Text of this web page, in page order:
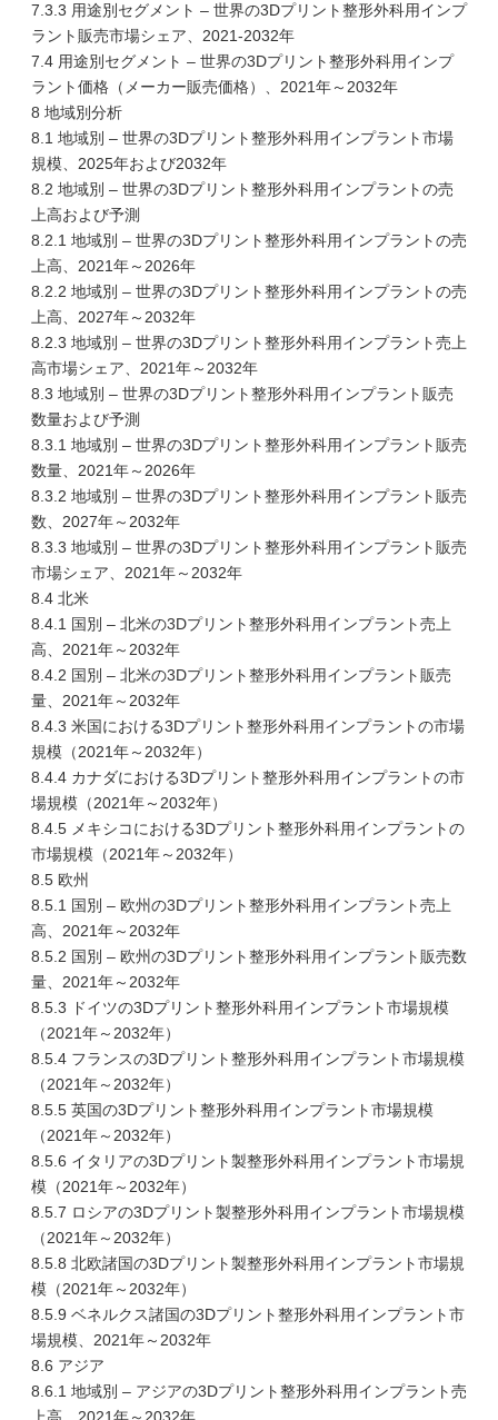
7.3.3 用途別セグメント – 世界の3Dプリント整形外科用インプ
ラント販売市場シェア、2021-2032年
7.4 用途別セグメント – 世界の3Dプリント整形外科用インプ
ラント価格（メーカー販売価格）、2021年～2032年
8 地域別分析
8.1 地域別 – 世界の3Dプリント整形外科用インプラント市場
規模、2025年および2032年
8.2 地域別 – 世界の3Dプリント整形外科用インプラントの売
上高および予測
8.2.1 地域別 – 世界の3Dプリント整形外科用インプラントの売
上高、2021年～2026年
8.2.2 地域別 – 世界の3Dプリント整形外科用インプラントの売
上高、2027年～2032年
8.2.3 地域別 – 世界の3Dプリント整形外科用インプラント売上
高市場シェア、2021年～2032年
8.3 地域別 – 世界の3Dプリント整形外科用インプラント販売
数量および予測
8.3.1 地域別 – 世界の3Dプリント整形外科用インプラント販売
数量、2021年～2026年
8.3.2 地域別 – 世界の3Dプリント整形外科用インプラント販売
数、2027年～2032年
8.3.3 地域別 – 世界の3Dプリント整形外科用インプラント販売
市場シェア、2021年～2032年
8.4 北米
8.4.1 国別 – 北米の3Dプリント整形外科用インプラント売上
高、2021年～2032年
8.4.2 国別 – 北米の3Dプリント整形外科用インプラント販売
量、2021年～2032年
8.4.3 米国における3Dプリント整形外科用インプラントの市場
規模（2021年～2032年）
8.4.4 カナダにおける3Dプリント整形外科用インプラントの市
場規模（2021年～2032年）
8.4.5 メキシコにおける3Dプリント整形外科用インプラントの
市場規模（2021年～2032年）
8.5 欧州
8.5.1 国別 – 欧州の3Dプリント整形外科用インプラント売上
高、2021年～2032年
8.5.2 国別 – 欧州の3Dプリント整形外科用インプラント販売数
量、2021年～2032年
8.5.3 ドイツの3Dプリント整形外科用インプラント市場規模
（2021年～2032年）
8.5.4 フランスの3Dプリント整形外科用インプラント市場規模
（2021年～2032年）
8.5.5 英国の3Dプリント整形外科用インプラント市場規模
（2021年～2032年）
8.5.6 イタリアの3Dプリント製整形外科用インプラント市場規
模（2021年～2032年）
8.5.7 ロシアの3Dプリント製整形外科用インプラント市場規模
（2021年～2032年）
8.5.8 北欧諸国の3Dプリント製整形外科用インプラント市場規
模（2021年～2032年）
8.5.9 ベネルクス諸国の3Dプリント整形外科用インプラント市
場規模、2021年～2032年
8.6 アジア
8.6.1 地域別 – アジアの3Dプリント整形外科用インプラント売